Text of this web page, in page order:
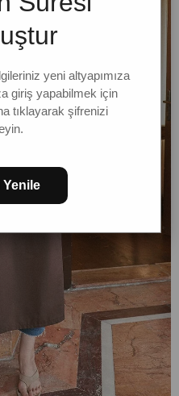
yeni altyapımıza
giriş yapabilmek için
tıklayarak şifrenizi